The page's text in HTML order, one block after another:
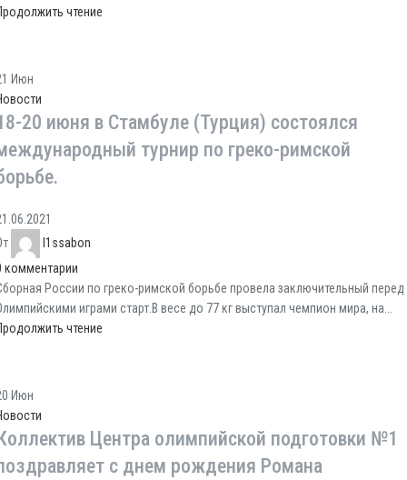
чтение
Июн
20 июня в Стамбуле (Турция) состоялся
турнир по греко-римской
l1ssabon
комментарии
России по греко-римской борьбе провела заключительный перед
играми старт.В весе до 77 кг выступал чемпион мира, на...
чтение
Июн
Центра олимпийской подготовки №1
с днем рождения Романа